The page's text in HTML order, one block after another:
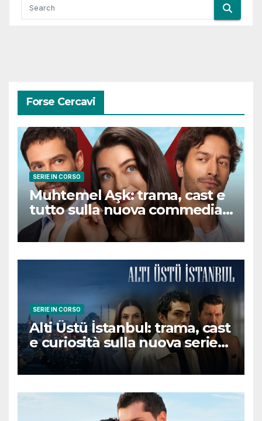
Forse Cercavi
SERIE IN CORSO
Muhtemel Aşk: trama, cast e
tutto sulla nuova commedia
romantica turca che
conquisterà il pubblico
SERIE IN CORSO
Alti Üstü İstanbul: trama, cast
e curiosità sulla nuova serie
turca ambientata a Ziyanker